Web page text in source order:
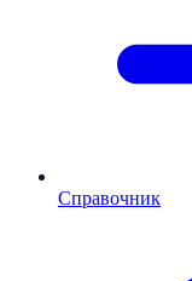
Справочник